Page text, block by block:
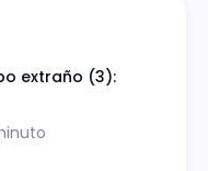
extraño (3):